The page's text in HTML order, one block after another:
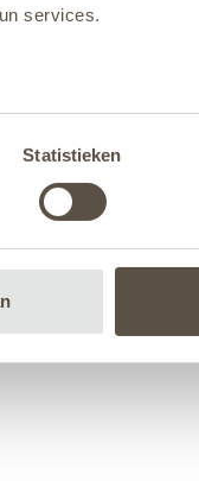
services.
Statistieken